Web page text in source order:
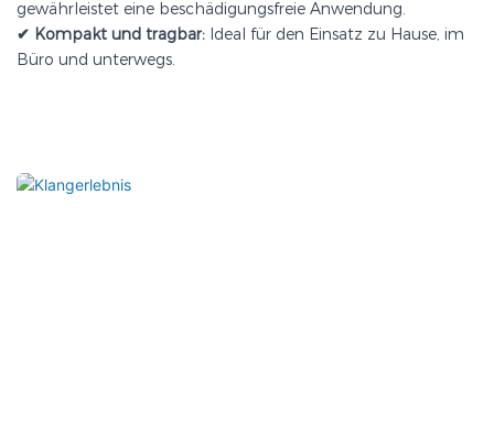
gewährleistet eine beschädigungsfreie Anwendung.
✔ ​Kompakt und tragbar: Ideal für den Einsatz zu Hause, im
Büro und unterwegs.